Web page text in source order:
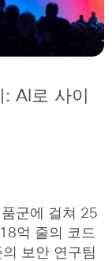
AI로 사이
군에 걸쳐 25
억 줄의 코드
보안 연구팀